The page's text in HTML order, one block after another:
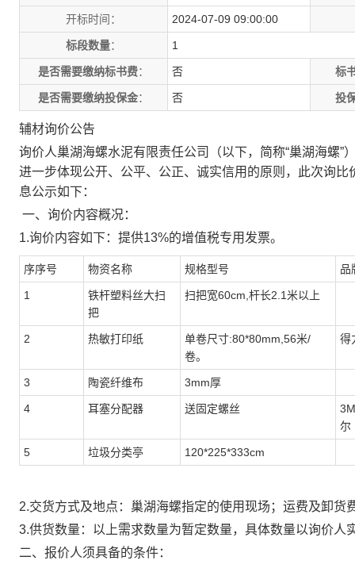
开标时间： 2024-07-09 09:00:00
标段数量： 1
是否需要缴纳标书费： 否 标
是否需要缴纳投保金： 否 投
辅材询价公告
询价人巢湖海螺水泥有限责任公司 （以下，简称“巢湖海螺”
进一步体现公开、公平、公正、诚实信用的原则，此次询比
息公示如下：
一、询价内容概况：
1.询价内容如下：提供13%的增值税专用发票。
序序号 物资名称 规格型号 品
1
铁杆塑料丝大扫
把
扫把宽60cm,杆长2.1米以上
2 热敏打印纸 单卷尺寸:80*80mm,56米/
卷。
得
3 陶瓷纤维布 3mm厚
4 耳塞分配器 送固定螺丝
尔
5 垃圾分类亭 120*225*333cm
2.交货方式及地点：巢湖海螺指定的使用现场；运费及卸货
3.供货数量：以上需求数量为暂定数量，具体数量以询价人
二、报价人须具备的条件：